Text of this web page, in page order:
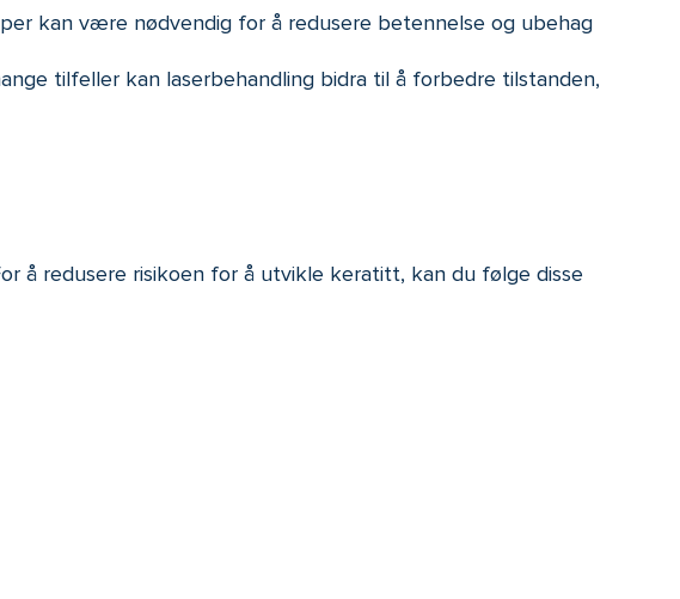
kan være nødvendig for å redusere betennelse og ubehag
tilfeller kan laserbehandling bidra til å forbedre tilstanden,
å redusere risikoen for å utvikle keratitt, kan du følge disse